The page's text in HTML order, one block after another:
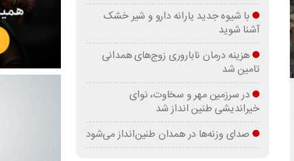
با شیوه جدید یارانه دارو و شیر خشک
آشنا شوید
هزینه درمان ناباروری زوج‌های همدانی
تامین شد
در سرزمین مهر و سخاوت، نوای
خیراندیشی طنین انداز شد
صدای وزنه‌ها در همدان طنین‌انداز می‌شود